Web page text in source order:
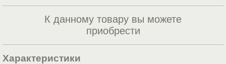
К данному товару вы можете
приобрести
Характеристики